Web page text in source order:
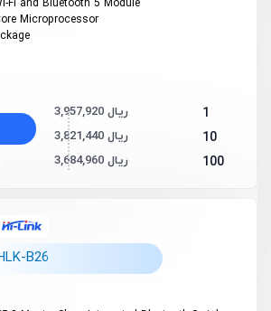
Fi and Bluetooth 5 Module
Microprocessor
1 3,957,920 ریال
10 3,821,440 ریال
100 3,684,960 ریال
B26